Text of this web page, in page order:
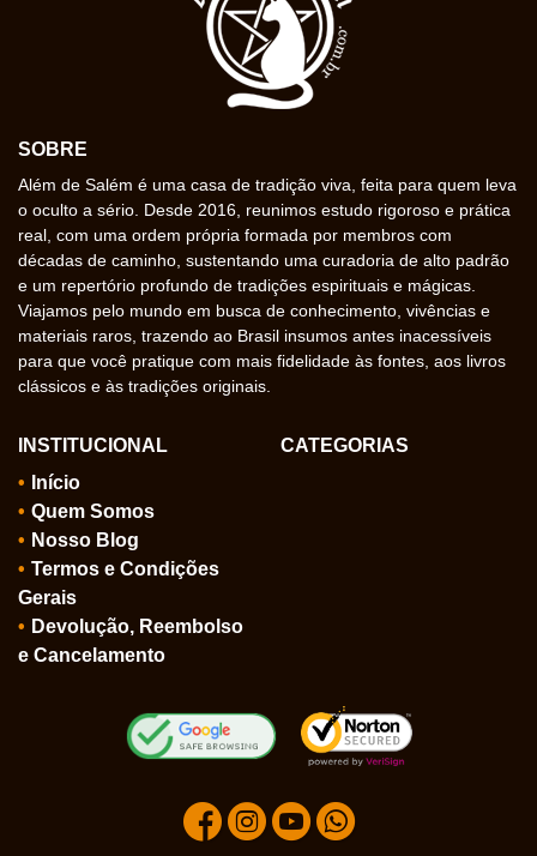
SOBRE
Além de Salém é uma casa de tradição viva, feita para quem leva
o oculto a sério. Desde 2016, reunimos estudo rigoroso e prática
real, com uma ordem própria formada por membros com
décadas de caminho, sustentando uma curadoria de alto padrão
e um repertório profundo de tradições espirituais e mágicas.
Viajamos pelo mundo em busca de conhecimento, vivências e
materiais raros, trazendo ao Brasil insumos antes inacessíveis
para que você pratique com mais fidelidade às fontes, aos livros
clássicos e às tradições originais.
INSTITUCIONAL
Início
Quem Somos
Nosso Blog
Termos e Condições
Gerais
Devolução, Reembolso
e Cancelamento
CATEGORIAS